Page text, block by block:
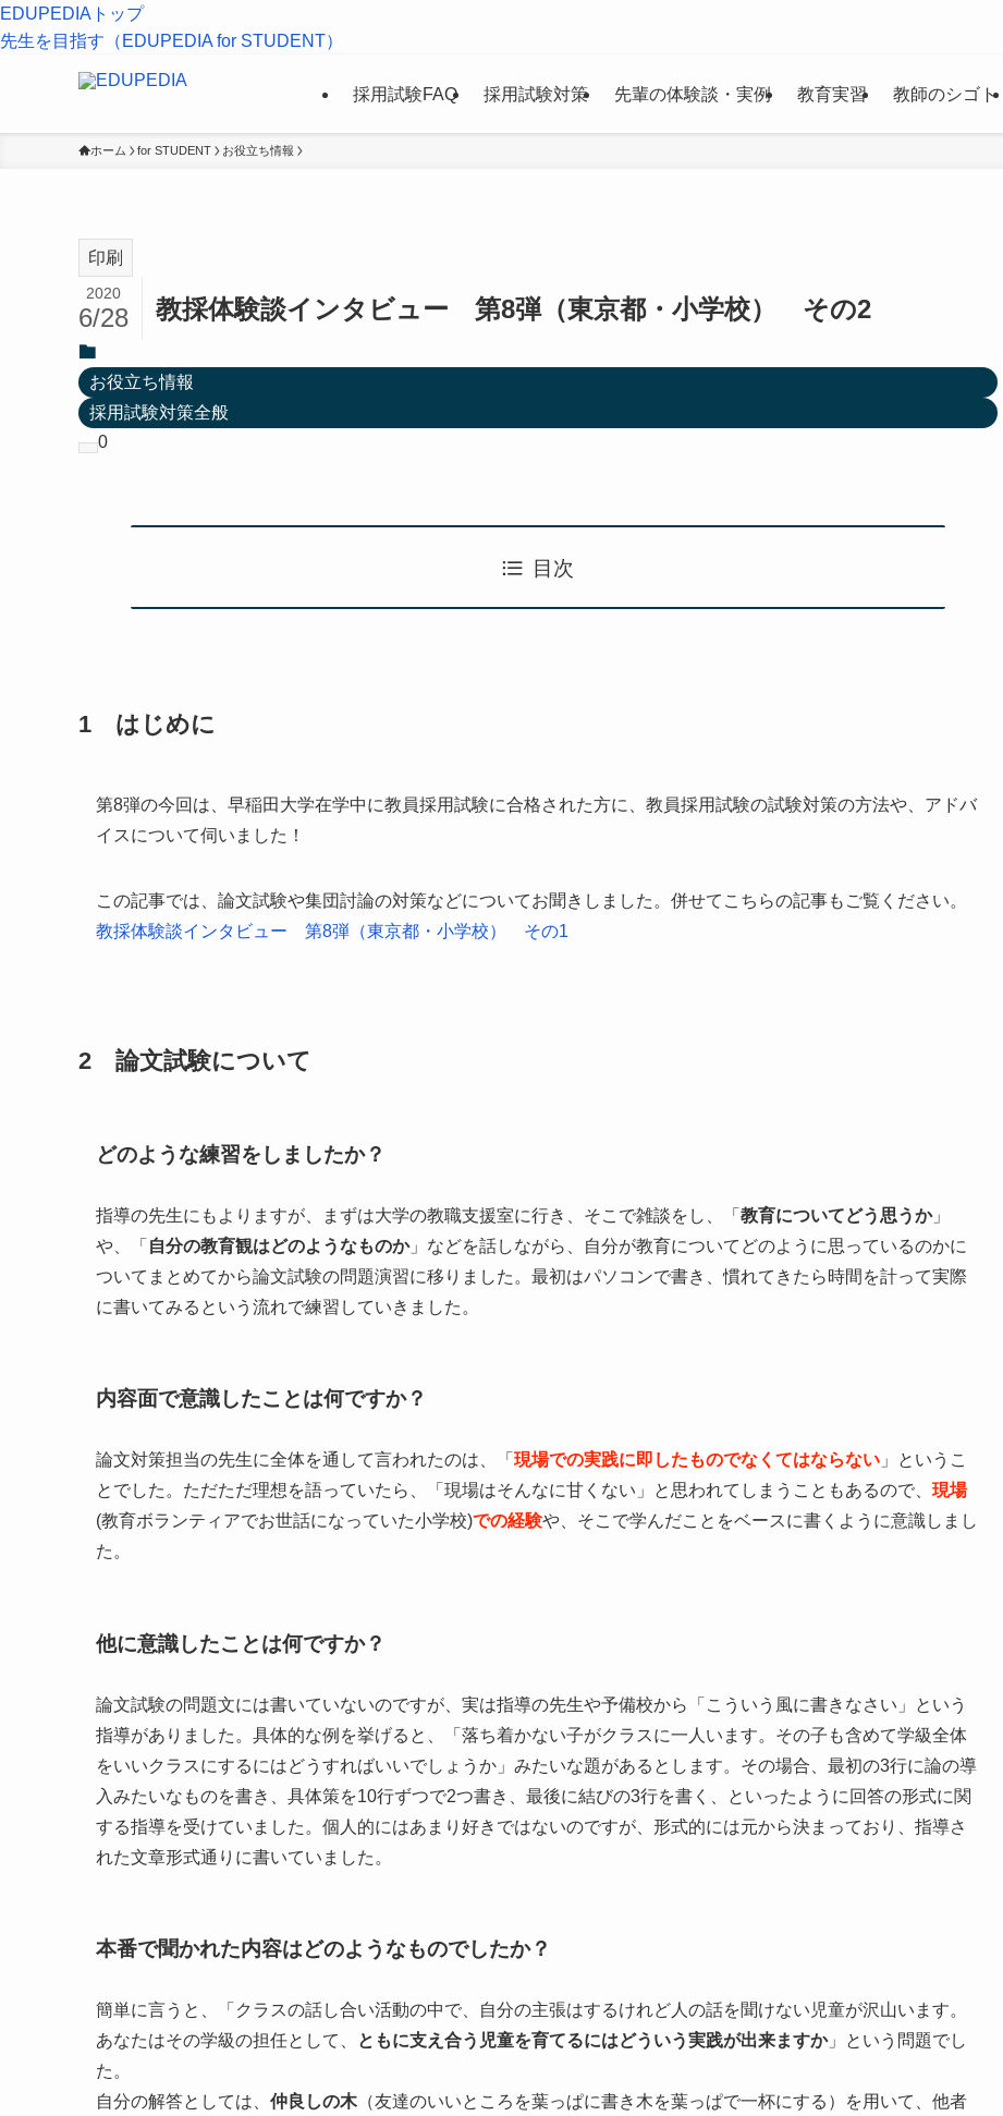
EDUPEDIAトップ
先生を目指す（EDUPEDIA for STUDENT）
採用試験FAQ 採用試験対策 先輩の体験談・実例 教育実習 教師のシゴト
ホーム for STUDENT お役立ち情報
印刷
教採体験談インタビュー 第8弾（東京都・小学校） その2
2020
6/28
お役立ち情報
採用試験対策全般
0
目次
1 はじめに
第8弾の今回は、早稲田大学在学中に教員採用試験に合格された方に、教員採用試験の試験対策の方法や、アドバ
イスについて伺いました！
この記事では、論文試験や集団討論の対策などについてお聞きしました。併せてこちらの記事もご覧ください。
教採体験談インタビュー 第8弾（東京都・小学校） その1
2 論文試験について
どのような練習をしましたか？
指導の先生にもよりますが、まずは大学の教職支援室に行き、そこで雑談をし、「 教育についてどう思うか」
や、「 自分の教育観はどのようなものか」などを話しながら、自分が教育についてどのように思っているのかに
ついてまとめてから論文試験の問題演習に移りました。最初はパソコンで書き、慣れてきたら時間を計って実際
に書いてみるという流れで練習していきました。
内容面で意識したことは何ですか？
論文対策担当の先生に全体を通して言われたのは、「 現場での実践に即したものでなくてはならない 」というこ
とでした。ただただ理想を語っていたら、「現場はそんなに甘くない」と思われてしまうこともあるので、 現場
(教育ボランティアでお世話になっていた小学校)での経験や、そこで学んだことをベースに書くように意識しまし
た。
他に意識したことは何ですか？
論文試験の問題文には書いていないのですが、実は指導の先生や予備校から「こういう風に書きなさい」という
指導がありました。具体的な例を挙げると、「落ち着かない子がクラスに一人います。その子も含めて学級全体
をいいクラスにするにはどうすればいいでしょうか」みたいな題があるとします。その場合、最初の3行に論の導
入みたいなものを書き、具体策を10行ずつで2つ書き、最後に結びの3行を書く、といったように回答の形式に関
する指導を受けていました。個人的にはあまり好きではないのですが、形式的には元から決まっており、指導さ
れた文章形式通りに書いていました。
本番で聞かれた内容はどのようなものでしたか？
簡単に言うと、「クラスの話し合い活動の中で、自分の主張はするけれど人の話を聞けない児童が沢山います。
あなたはその学級の担任として、
ともに支え合う児童を育てるにはどういう実践が出来ますか」という問題でし
た。
自分の解答としては、 仲良しの木（友達のいいところを葉っぱに書き木を葉っぱで一杯にする）を用いて、他者